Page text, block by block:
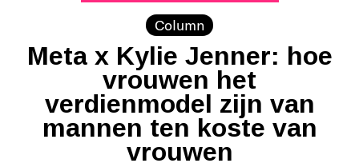
Column
Meta x Kylie Jenner: hoe
vrouwen het
verdienmodel zijn van
mannen ten koste van
vrouwen